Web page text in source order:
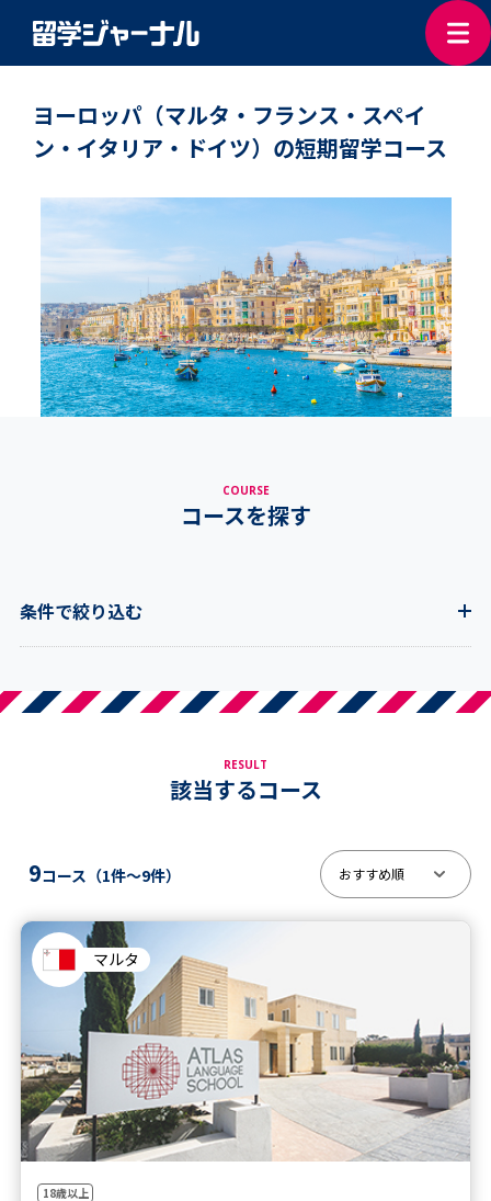
ヨーロッパ（マルタ・フランス・スペイ
ン・イタリア・ドイツ）の短期留学コース
コースを探す
COURSE
条件で絞り込む
該当するコース
RESULT
9コース（1件～9件）
マルタ
18歳以上